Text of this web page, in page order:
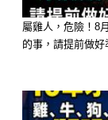
深夜裡反
方已經遠
🥈 第二
屬雞人，危險！8
的事，請提前做好